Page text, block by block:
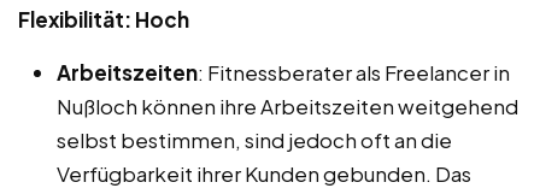
Flexibilität: Hoch
Arbeitszeiten: Fitnessberater als Freelancer in
Nußloch können ihre Arbeitszeiten weitgehend
selbst bestimmen, sind jedoch oft an die
Verfügbarkeit ihrer Kunden gebunden. Das